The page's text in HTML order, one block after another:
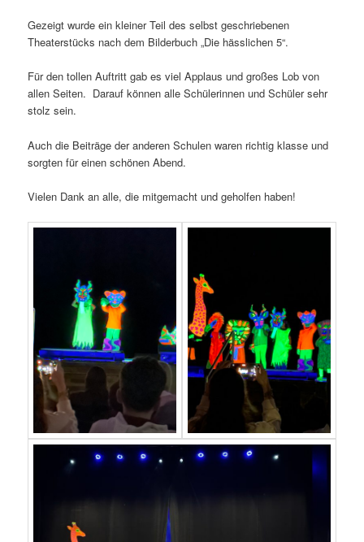
Gezeigt wurde ein kleiner Teil des selbst geschriebenen
Theaterstücks nach dem Bilderbuch „Die hässlichen 5“.
Für den tollen Auftritt gab es viel Applaus und großes Lob von
allen Seiten. Darauf können alle Schülerinnen und Schüler sehr
stolz sein.
Auch die Beiträge der anderen Schulen waren richtig klasse und
sorgten für einen schönen Abend.
Vielen Dank an alle, die mitgemacht und geholfen haben!